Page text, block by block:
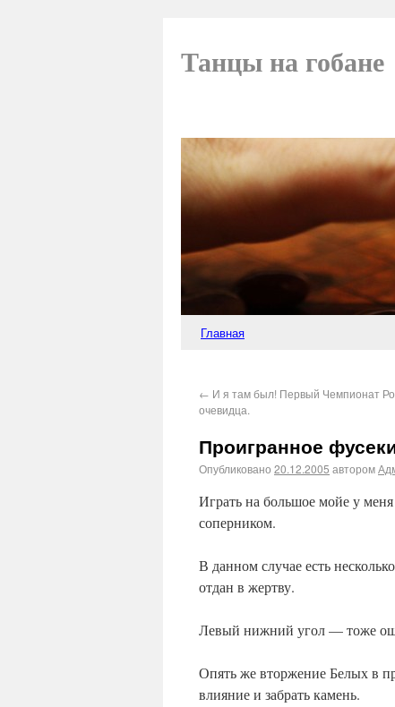
Танцы на гобане
Главная
← И я там был! Первый Чемпионат
очевидца.
Проигранное
Опубликовано 20.12.2005 автором
Играть на большое мойе у
соперником.
В данном случае есть
отдан в жертву.
Левый нижний угол — тоже
Опять же вторжение Белых в
влияние и забрать камень.